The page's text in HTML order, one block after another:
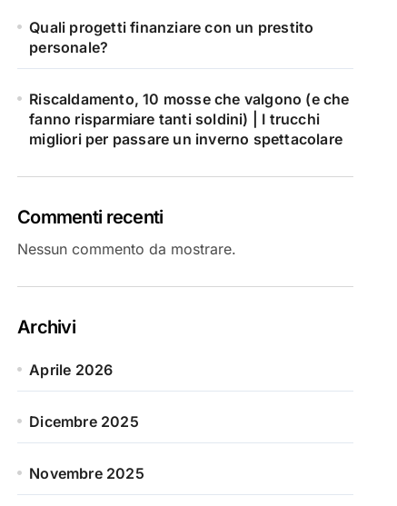
Quali progetti finanziare con un prestito
personale?
Riscaldamento, 10 mosse che valgono (e che
fanno risparmiare tanti soldini) | I trucchi
migliori per passare un inverno spettacolare
Commenti recenti
Nessun commento da mostrare.
Archivi
Aprile 2026
Dicembre 2025
Novembre 2025